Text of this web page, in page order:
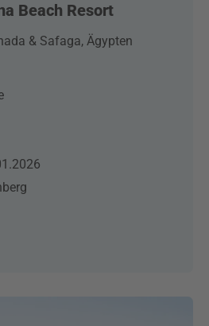
Beach Resort
& Safaga, Ägypten